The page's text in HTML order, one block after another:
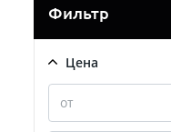
Фильтр
Цена